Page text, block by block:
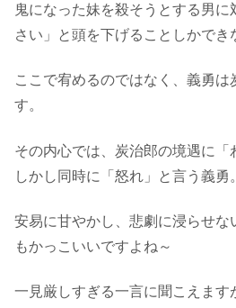
鬼になった妹を殺そうとする男
さい」と頭を下げることしかでき
ここで宥めるのではなく、義勇は
す。
その内心では、炭治郎の境遇に「
しかし同時に「怒れ」と言う義勇。
安易に甘やかし、悲劇に浸らせな
もかっこいいですよね～
一見厳しすぎる一言に聞こえます